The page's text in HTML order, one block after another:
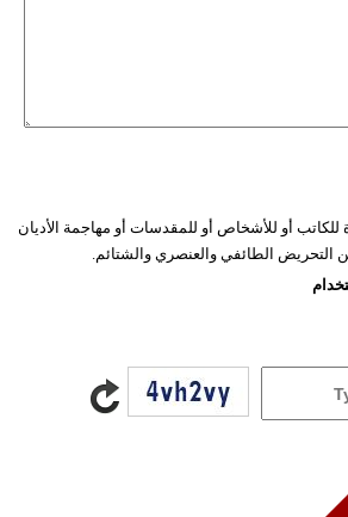
للكاتب أو للأشخاص أو للمقدسات أو مهاجمة الأديان
عن التحريض الطائفي والعنصري والشتائم.